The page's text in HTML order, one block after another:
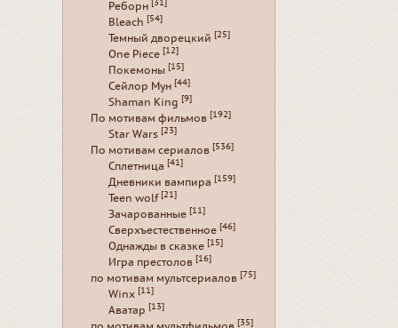
Реборн [31]
Bleach [54]
Темный дворецкий [25]
One Piece [12]
Покемоны [15]
Сейлор Мун [44]
Shaman King [9]
По мотивам фильмов [192]
Star Wars [23]
По мотивам сериалов [536]
Сплетница [41]
Дневники вампира [159]
Teen wolf [21]
Зачарованные [11]
Сверхъестественное [46]
Однажды в сказке [15]
Игра престолов [16]
по мотивам мультсериалов [75]
Winx [11]
Аватар [13]
[35]